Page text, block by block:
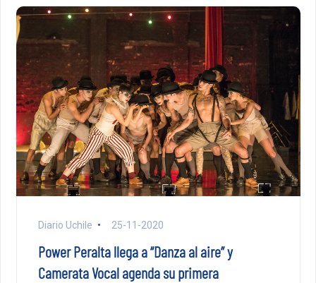
Diario Uchile 25-11-2020
Power Peralta llega a “Danza al aire” y
Camerata Vocal agenda su primera